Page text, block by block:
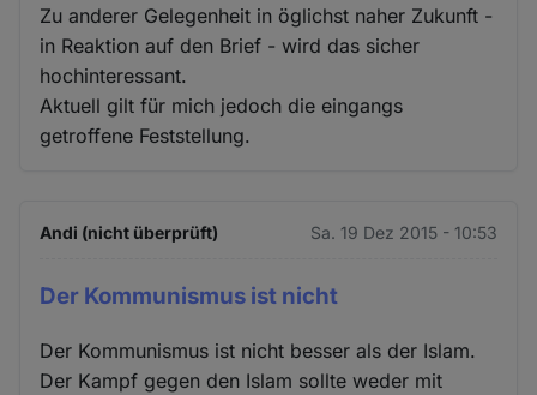
Zu anderer Gelegenheit in öglichst naher Zukunft -
in Reaktion auf den Brief - wird das sicher
hochinteressant.
Aktuell gilt für mich jedoch die eingangs
getroffene Feststellung.
Andi (nicht überprüft) Sa. 19 Dez 2015 - 10:53
Der Kommunismus ist nicht
Der Kommunismus ist nicht besser als der Islam.
Der Kampf gegen den Islam sollte weder mit